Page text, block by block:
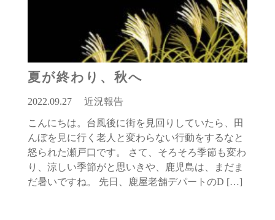
夏が終わり、秋へ
2022.09.27 近況報告
こんにちは。台風後に街を見回りしていたら、田
んぼを見に行く老人と変わらない行動をするなと
怒られた瀬戸口です。 さて、そろそろ季節も変わ
り、涼しい季節がと思いきや、鹿児島は、まだま
だ暑いですね。 先日、鹿屋老舗デパートのD […]